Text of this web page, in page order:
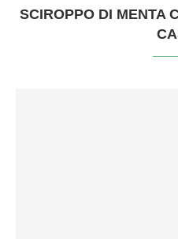
SCIROPPO DI MENTA